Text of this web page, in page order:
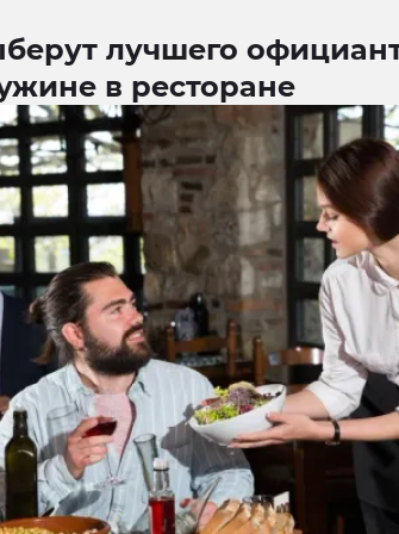
лучшего
в ресторане